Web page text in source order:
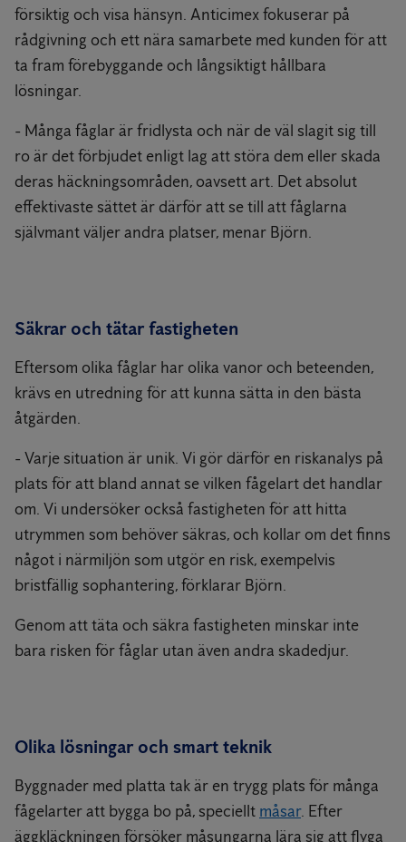
försiktig och visa hänsyn. Anticimex fokuserar på
rådgivning och ett nära samarbete med kunden för att
ta fram förebyggande och långsiktigt hållbara
lösningar.
- Många fåglar är fridlysta och när de väl slagit sig till
ro är det förbjudet enligt lag att störa dem eller skada
deras häckningsområden, oavsett art. Det absolut
effektivaste sättet är därför att se till att fåglarna
självmant väljer andra platser, menar Björn.
Säkrar och tätar fastigheten
Eftersom olika fåglar har olika vanor och beteenden,
krävs en utredning för att kunna sätta in den bästa
åtgärden.
- Varje situation är unik. Vi gör därför en riskanalys på
plats för att bland annat se vilken fågelart det handlar
om. Vi undersöker också fastigheten för att hitta
utrymmen som behöver säkras, och kollar om det finns
något i närmiljön som utgör en risk, exempelvis
bristfällig sophantering, förklarar Björn.
Genom att täta och säkra fastigheten minskar inte
bara risken för fåglar utan även andra skadedjur.
Olika lösningar och smart teknik
Byggnader med platta tak är en trygg plats för många
fågelarter att bygga bo på, speciellt måsar. Efter
äggkläckningen försöker måsungarna lära sig att flyga